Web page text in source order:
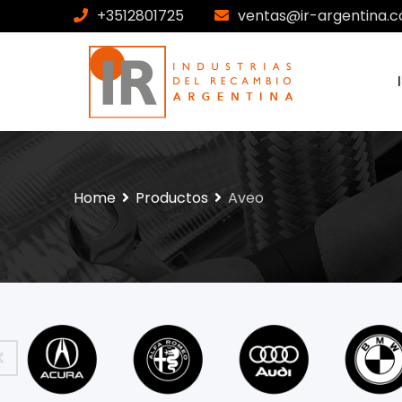
+3512801725 ventas@ir-
Home Productos Aveo